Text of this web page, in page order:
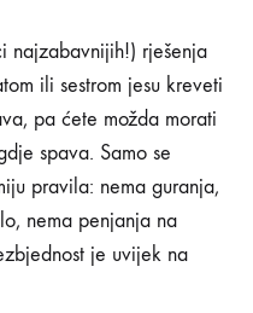
najzabavnijih!) rješenja
ili sestrom jesu kreveti
pa ćete možda morati
spava. Samo se
pravila: nema guranja,
nema penjanja na
je uvijek na